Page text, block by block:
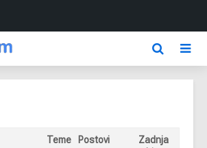
Teme Postovi
Zadnja